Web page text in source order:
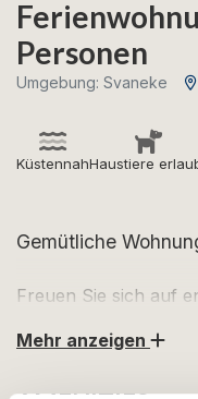
Personen
Umgebung: Svaneke
KüstennahHaustiere
Gemütliche
Freuen Sie sich auf
Mehr anzeigen